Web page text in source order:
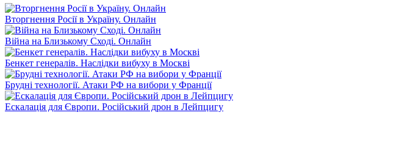
Вторгнення Росії в Україну. Онлайн
Війна на Близькому Сході. Онлайн
Бенкет генералів. Наслідки вибуху в Москві
Брудні технології. Атаки РФ на вибори у Франції
Ескалація для Європи. Російський дрон в Лейпцигу